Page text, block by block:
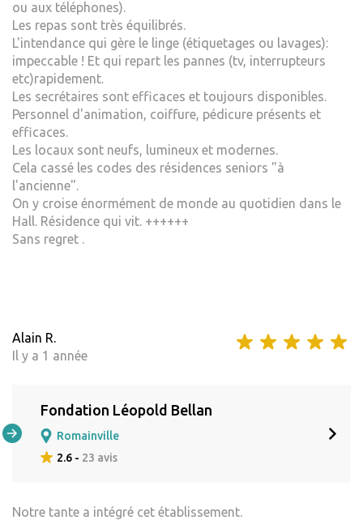
ou aux téléphones).
Les repas sont très équilibrés.
L'intendance qui gère le linge (étiquetages ou lavages):
impeccable ! Et qui repart les pannes (tv, interrupteurs
etc)rapidement.
Les secrétaires sont efficaces et toujours disponibles.
Personnel d'animation, coiffure, pédicure présents et
efficaces.
Les locaux sont neufs, lumineux et modernes.
Cela cassé les codes des résidences seniors "à
l'ancienne".
On y croise énormément de monde au quotidien dans le
Hall. Résidence qui vit. ++++++
Sans regret .
Alain R.
Il y a 1 année
Fondation Léopold Bellan
Romainville
2.6 - 23 avis
Notre tante a intégré cet établissement.